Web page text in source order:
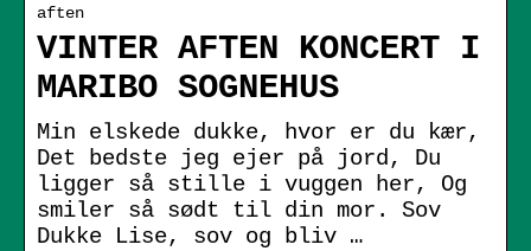
aften
VINTER AFTEN KONCERT I
MARIBO SOGNEHUS
Min elskede dukke, hvor er du kær,
Det bedste jeg ejer på jord, Du
ligger så stille i vuggen her, Og
smiler så sødt til din mor. Sov
Dukke Lise, sov og bliv …